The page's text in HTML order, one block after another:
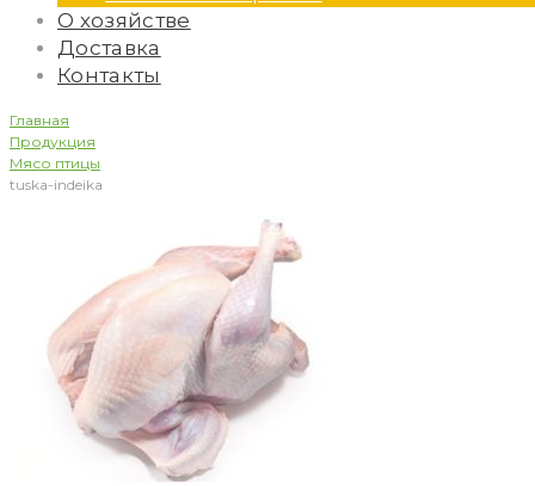
О хозяйстве
Доставка
Контакты
Главная
Продукция
Мясо птицы
tuska-indeika
tuska-
indeika